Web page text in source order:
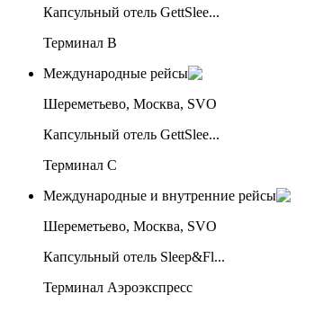
Капсульный отель GettSlee...
Терминал B
Международные рейсы
Шереметьево, Москва, SVO
Капсульный отель GettSlee...
Терминал C
Международные и внутренние рейсы
Шереметьево, Москва, SVO
Капсульный отель Sleep&Fl...
Терминал Аэроэкспресс